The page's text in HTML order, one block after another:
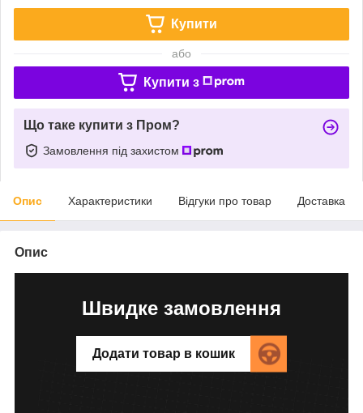
Купити
або
Купити з
Що таке купити з Пром?
Замовлення під захистом
Опис Характеристики Відгуки про товар Доставка
Опис
Швидке замовлення
Додати товар в кошик